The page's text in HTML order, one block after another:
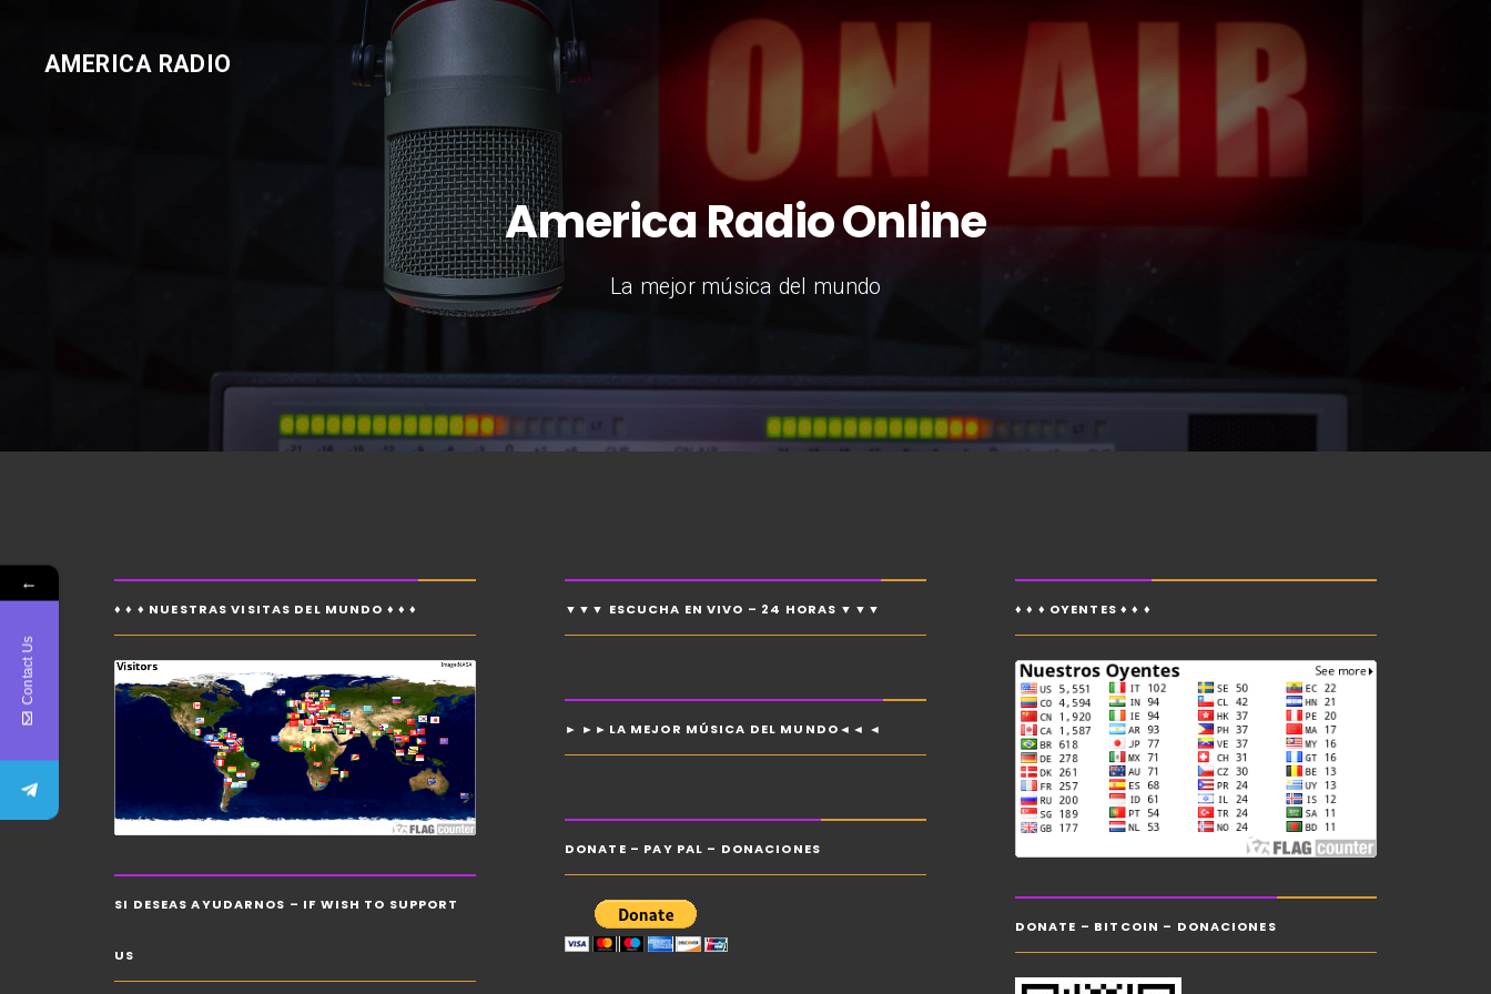
AMERICA RADIO
America Radio Online
La mejor música del mundo
♦ ♦ ♦ NUESTRAS VISITAS DEL MUNDO ♦ ♦ ♦
SI DESEAS AYUDARNOS – IF WISH TO SUPPORT
US
▼▼▼ ESCUCHA EN VIVO – 24 HORAS ▼▼▼
► ►►LA MEJOR MÚSICA DEL MUNDO◄◄ ◄
DONATE – PAY PAL – DONACIONES
♦ ♦ ♦ OYENTES ♦ ♦ ♦
DONATE – BITCOIN – DONACIONES
←
Contact Us